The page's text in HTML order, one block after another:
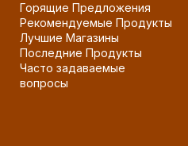
Горящие Предложения
Рекомендуемые Продукты
Лучшие Магазины
Последние Продукты
Часто задаваемые
вопросы